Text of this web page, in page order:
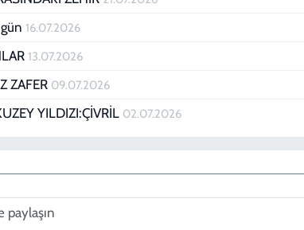
gün16.07.2026
13.07.2026
ZAFER 09.07.2026
YILDIZI:ÇİVRİL 02.07.2026